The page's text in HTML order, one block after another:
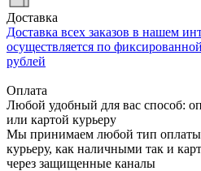
Доставка
Доставка всех заказов в нашем
осуществляется по
рублей
Оплата
Любой удобный для вас способ:
или картой курьеру
Мы принимаем любой тип
курьеру, как наличными так и
через защищенные каналы